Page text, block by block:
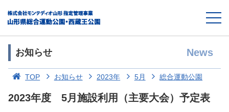
お知らせ News
TOP お知らせ 2023年 5月 総合運動公園
2023年度 5月施設利用（主要大会）予定表